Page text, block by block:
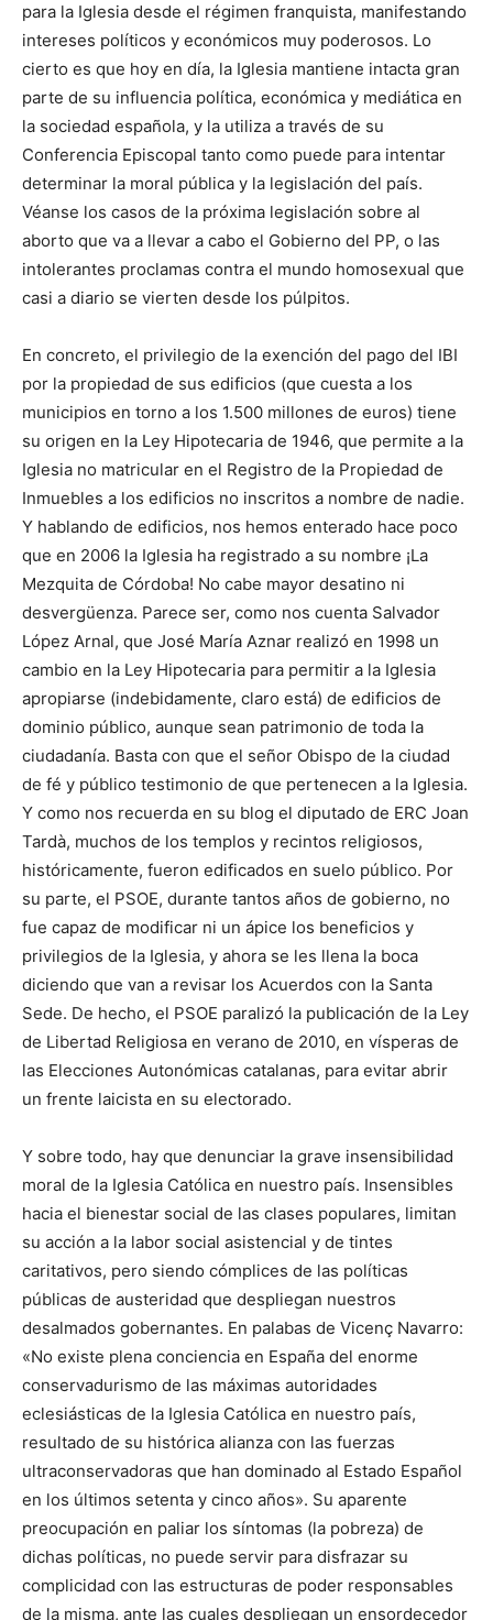
para la Iglesia desde el régimen franquista, manifestando
intereses políticos y económicos muy poderosos. Lo
cierto es que hoy en día, la Iglesia mantiene intacta gran
parte de su influencia política, económica y mediática en
la sociedad española, y la utiliza a través de su
Conferencia Episcopal tanto como puede para intentar
determinar la moral pública y la legislación del país.
Véanse los casos de la próxima legislación sobre al
aborto que va a llevar a cabo el Gobierno del PP, o las
intolerantes proclamas contra el mundo homosexual que
casi a diario se vierten desde los púlpitos.
En concreto, el privilegio de la exención del pago del IBI
por la propiedad de sus edificios (que cuesta a los
municipios en torno a los 1.500 millones de euros) tiene
su origen en la Ley Hipotecaria de 1946, que permite a la
Iglesia no matricular en el Registro de la Propiedad de
Inmuebles a los edificios no inscritos a nombre de nadie.
Y hablando de edificios, nos hemos enterado hace poco
que en 2006 la Iglesia ha registrado a su nombre ¡La
Mezquita de Córdoba! No cabe mayor desatino ni
desvergüenza. Parece ser, como nos cuenta Salvador
López Arnal, que José María Aznar realizó en 1998 un
cambio en la Ley Hipotecaria para permitir a la Iglesia
apropiarse (indebidamente, claro está) de edificios de
dominio público, aunque sean patrimonio de toda la
ciudadanía. Basta con que el señor Obispo de la ciudad
de fé y público testimonio de que pertenecen a la Iglesia.
Y como nos recuerda en su blog el diputado de ERC Joan
Tardà, muchos de los templos y recintos religiosos,
históricamente, fueron edificados en suelo público. Por
su parte, el PSOE, durante tantos años de gobierno, no
fue capaz de modificar ni un ápice los beneficios y
privilegios de la Iglesia, y ahora se les llena la boca
diciendo que van a revisar los Acuerdos con la Santa
Sede. De hecho, el PSOE paralizó la publicación de la Ley
de Libertad Religiosa en verano de 2010, en vísperas de
las Elecciones Autonómicas catalanas, para evitar abrir
un frente laicista en su electorado.
Y sobre todo, hay que denunciar la grave insensibilidad
moral de la Iglesia Católica en nuestro país. Insensibles
hacia el bienestar social de las clases populares, limitan
su acción a la labor social asistencial y de tintes
caritativos, pero siendo cómplices de las políticas
públicas de austeridad que despliegan nuestros
desalmados gobernantes. En palabas de Vicenç Navarro:
«No existe plena conciencia en España del enorme
conservadurismo de las máximas autoridades
eclesiásticas de la Iglesia Católica en nuestro país,
resultado de su histórica alianza con las fuerzas
ultraconservadoras que han dominado al Estado Español
en los últimos setenta y cinco años». Su aparente
preocupación en paliar los síntomas (la pobreza) de
dichas políticas, no puede servir para disfrazar su
complicidad con las estructuras de poder responsables
de la misma, ante las cuales despliegan un ensordecedor